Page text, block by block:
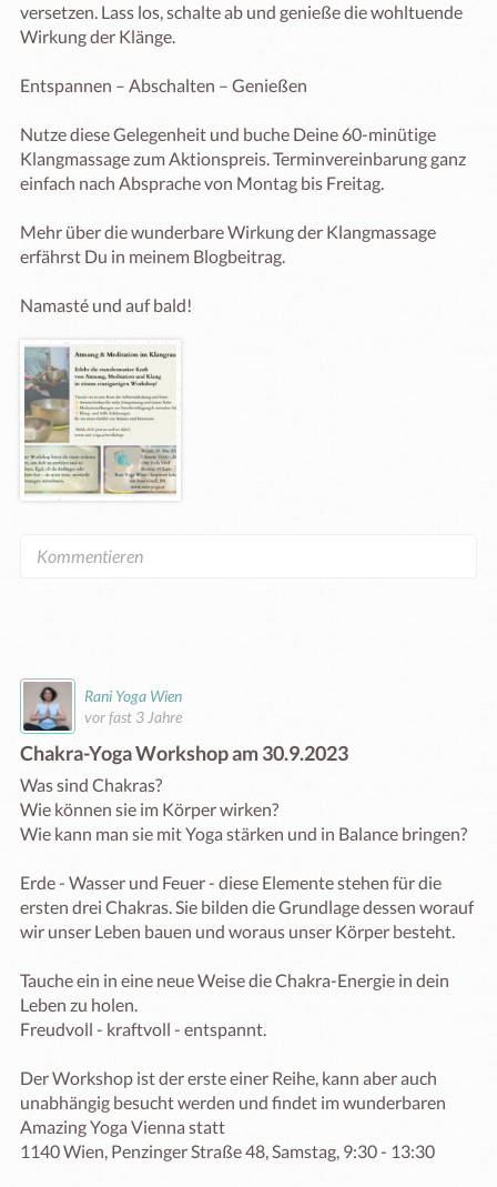
versetzen. Lass los, schalte ab und genieße die wohltuende
Wirkung der Klänge.
Entspannen – Abschalten – Genießen
Nutze diese Gelegenheit und buche Deine 60-minütige
Klangmassage zum Aktionspreis. Terminvereinbarung ganz
einfach nach Absprache von Montag bis Freitag.
Mehr über die wunderbare Wirkung der Klangmassage
erfährst Du in meinem Blogbeitrag.
Namasté und auf bald!
Rani Yoga Wien
vor fast 3 Jahre
Chakra-Yoga Workshop am 30.9.2023
Was sind Chakras?
Wie können sie im Körper wirken?
Wie kann man sie mit Yoga stärken und in Balance bringen?
Erde - Wasser und Feuer - diese Elemente stehen für die
ersten drei Chakras. Sie bilden die Grundlage dessen worauf
wir unser Leben bauen und woraus unser Körper besteht.
Tauche ein in eine neue Weise die Chakra-Energie in dein
Leben zu holen.
Freudvoll - kraftvoll - entspannt.
Der Workshop ist der erste einer Reihe, kann aber auch
unabhängig besucht werden und findet im wunderbaren
Amazing Yoga Vienna statt
1140 Wien, Penzinger Straße 48, Samstag, 9:30 - 13:30